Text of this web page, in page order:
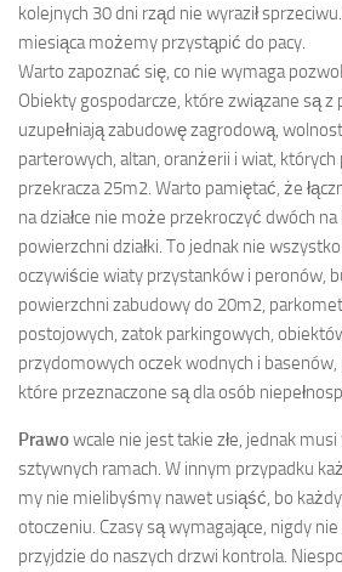
kolejnych 30 dni rząd nie wyraził
miesiąca możemy przystąpić do pacy.
Warto zapoznać się, co nie wymaga
Obiekty gospodarcze, które związane są z
uzupełniają zabudowę zagrodową,
parterowych, altan, oranżerii i wiat, których
przekracza 25m2. Warto pamiętać, że
na działce nie może przekroczyć dwóch
powierzchni działki. To jednak nie
oczywiście wiaty przystanków i peronów,
powierzchni zabudowy do 20m2,
postojowych, zatok parkingowych,
przydomowych oczek wodnych i basenów,
które przeznaczone są dla osób
Prawowcale nie jest takie złe, jednak
sztywnych ramach. W innym przypadku
my nie mielibyśmy nawet usiąść, bo
otoczeniu. Czasy są wymagające, nigdy
przyjdzie do naszych drzwi kontrola.